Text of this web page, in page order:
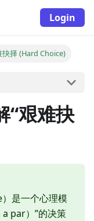
Login
抉择 (Hard Choice)
“艰难抉
是一个心理模
par）”的决策